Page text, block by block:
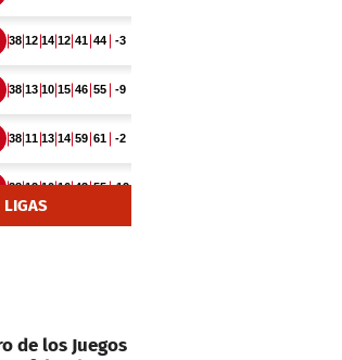
LIGAS
de los Juegos